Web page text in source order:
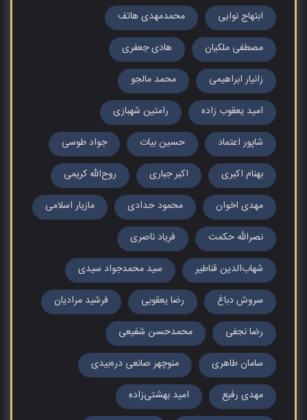
ابتهاج نوایی محمدمهدی هاتف
مصطفی ملکیان هادی جعفری
زانیار ابراهیمی محمد مالجو
امید یعقوب زاده رامتین شهبازی
شاپور اعتماد حسین بیات جواد طوسی
بهنام اکبری اکبر جباری روح‌الله کریمی
مهدی اخوان محمود حدادی مازیار اسلامی
نصراللّه حکمت فریاد ناصری
شهاب‌الدین قناطیر سید محمدجواد سیدی
سروش دباغ رضا یعقوبی فرشید مرادیان
رضا نجفی محمدحسن شفیعی
سامان طاهری منوچهر صانعی دره‌بیدی
مهدی رفیع امید بهشتی‌زاده